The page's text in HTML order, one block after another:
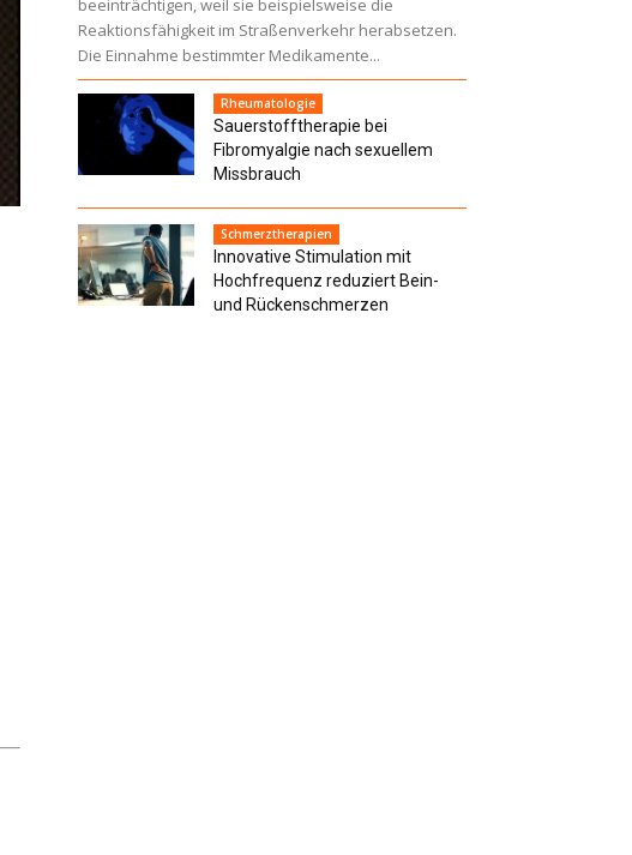
beeinträchtigen, weil sie beispielsweise die
Reaktionsfähigkeit im Straßenverkehr herabsetzen.
Die Einnahme bestimmter Medikamente...
Rheumatologie
Sauerstofftherapie bei
Fibromyalgie nach sexuellem
Missbrauch
Schmerztherapien
Innovative Stimulation mit
Hochfrequenz reduziert Bein-
und Rückenschmerzen